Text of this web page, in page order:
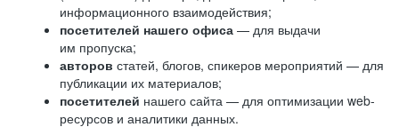
информационного взаимодействия;
посетителей нашего офиса — для выдачи
им пропуска;
авторов статей, блогов, спикеров мероприятий — для
публикации их материалов;
посетителей нашего сайта — для оптимизации web-
ресурсов и аналитики данных.